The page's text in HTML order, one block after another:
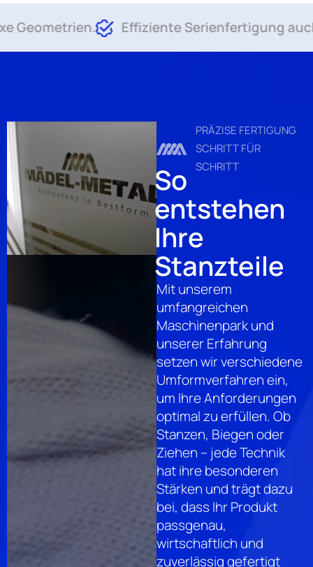
Effiziente Serienfertigung auch bei
PRÄZISE FERTIGUNG
SCHRITT FÜR
SCHRITT
So
entstehen
Ihre
Stanzteile
Mit unserem
umfangreichen
Maschinenpark und
unserer Erfahrung
setzen wir verschiedene
Umformverfahren ein,
um Ihre Anforderungen
optimal zu erfüllen. Ob
Stanzen, Biegen oder
Ziehen – jede Technik
hat ihre besonderen
Stärken und trägt dazu
bei, dass Ihr Produkt
passgenau,
wirtschaftlich und
zuverlässig gefertigt